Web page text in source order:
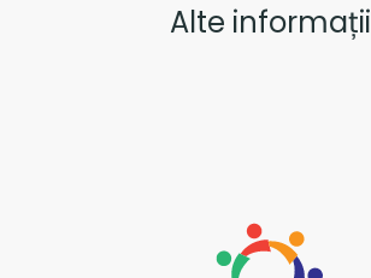
Alte informații